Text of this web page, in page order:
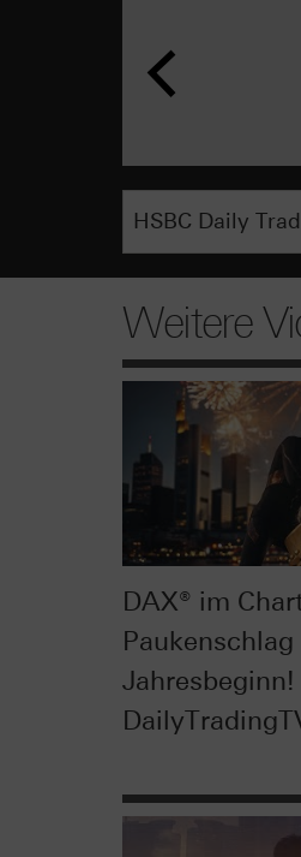
Weitere
DAX® im
Paukenschlag
Jahresbeginn!